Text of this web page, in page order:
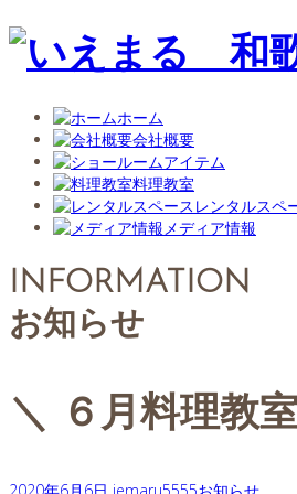
ホーム
会社概要
アイテム
料理教室
レンタルスペ
メディア情報
INFORMATION
お知らせ
＼ ６月料理教